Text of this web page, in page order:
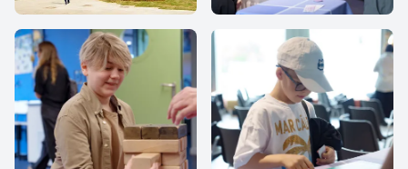
IThub-school IThub school